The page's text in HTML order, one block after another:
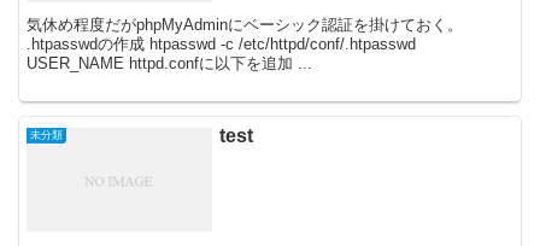
気休め程度だがphpMyAdminにベーシック認証を掛けておく。
.htpasswdの作成 htpasswd -c /etc/httpd/conf/.htpasswd
未分類 test